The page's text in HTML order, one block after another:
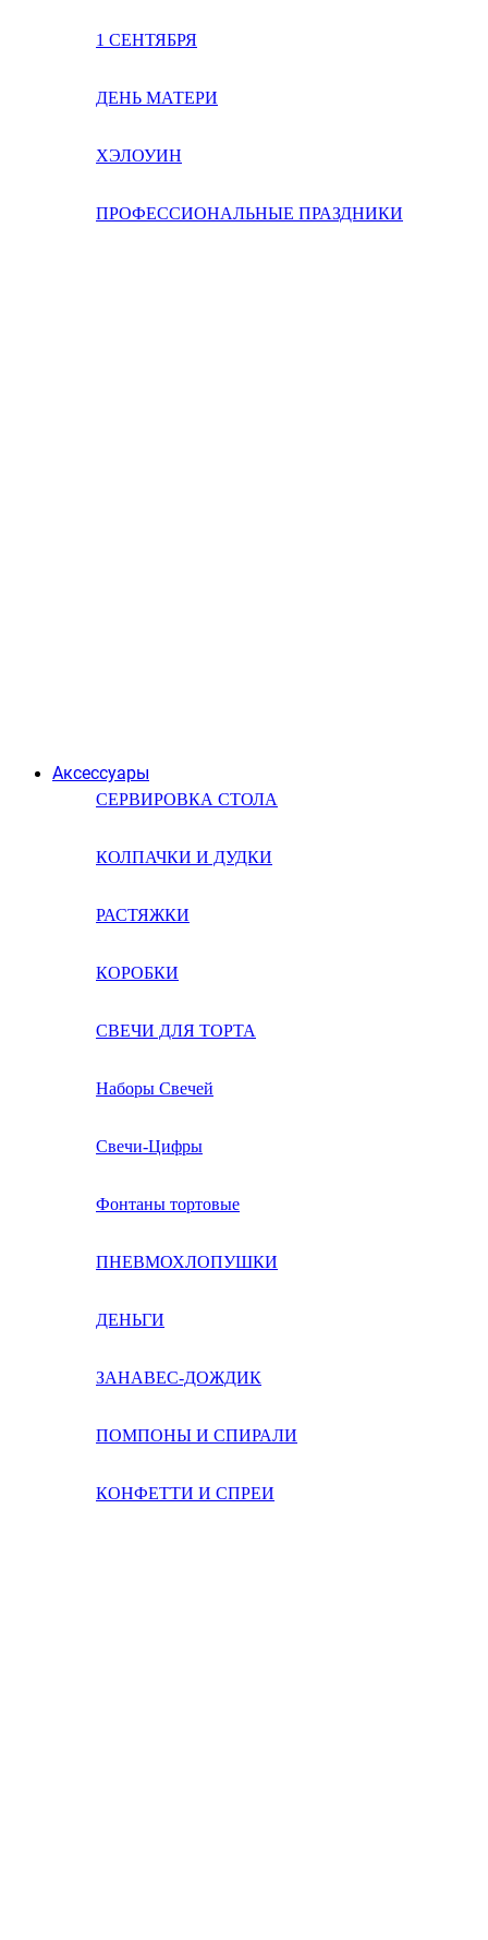
1 СЕНТЯБРЯ
ДЕНЬ МАТЕРИ
ХЭЛОУИН
ПРОФЕССИОНАЛЬНЫЕ ПРАЗДНИКИ
Аксессуары
СЕРВИРОВКА СТОЛА
КОЛПАЧКИ И ДУДКИ
РАСТЯЖКИ
КОРОБКИ
СВЕЧИ ДЛЯ ТОРТА
Наборы Свечей
Свечи-Цифры
Фонтаны тортовые
ПНЕВМОХЛОПУШКИ
ДЕНЬГИ
ЗАНАВЕС-ДОЖДИК
ПОМПОНЫ И СПИРАЛИ
КОНФЕТТИ И СПРЕИ